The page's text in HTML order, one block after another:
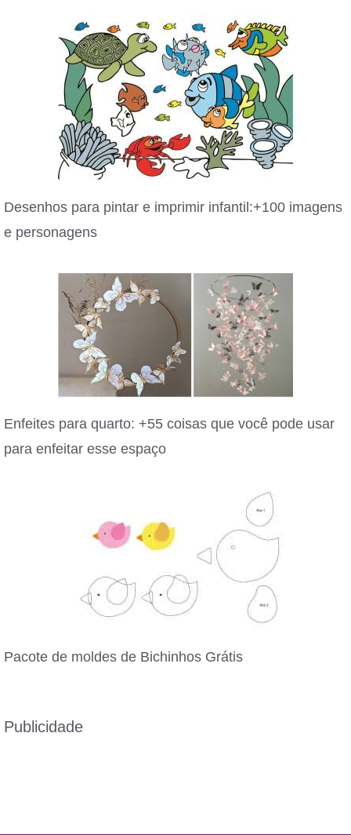
Desenhos para pintar e imprimir infantil:+100 imagens
e personagens
Enfeites para quarto: +55 coisas que você pode usar
para enfeitar esse espaço
Pacote de moldes de Bichinhos Grátis
Publicidade